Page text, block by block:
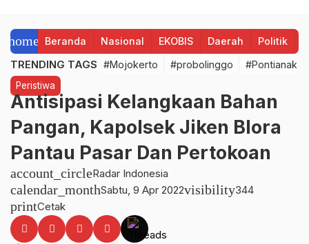
home Beranda Nasional EKOBIS Daerah Politik
TRENDING TAGS #Mojokerto #probolinggo #Pontianak
Peristiwa
Antisipasi Kelangkaan Bahan
Pangan, Kapolsek Jiken Blora
Pantau Pasar Dan Pertokoan
account_circleRadar Indonesia
calendar_monthSabtu, 9 Apr 2022visibility344
printCetak